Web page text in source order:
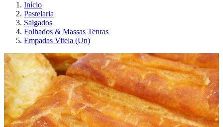
Início
Pastelaria
Salgados
Folhados & Massas Tenras
Empadas Vitela (Un)